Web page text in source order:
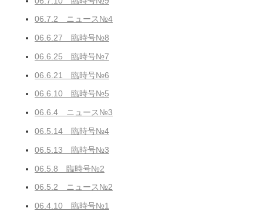
06.7.2 ニュース№4
06.6.27 臨時号№8
06.6.25 臨時号№7
06.6.21 臨時号№6
06.6.10 臨時号№5
06.6.4 ニュース№3
06.5.14 臨時号№4
06.5.13 臨時号№3
06.5.8 臨時号№2
06.5.2 ニュース№2
06.4.10 臨時号№1